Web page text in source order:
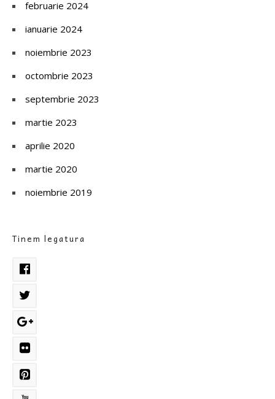
februarie 2024
ianuarie 2024
noiembrie 2023
octombrie 2023
septembrie 2023
martie 2023
aprilie 2020
martie 2020
noiembrie 2019
Tinem legatura